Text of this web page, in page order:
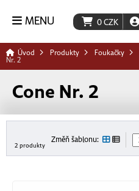
0CZK
MENU
Úvod Produkty Foukačky
Nr. 2
Cone Nr. 2
2 produkty
Změň šablonu: